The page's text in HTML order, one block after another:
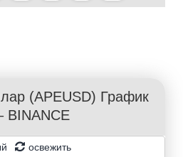
(APEUSD) График
BINANCE
освежить